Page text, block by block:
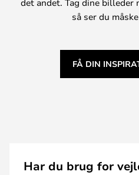
det andet. Tag dine billeder
så ser du
FÅ DIN
Har du brug for